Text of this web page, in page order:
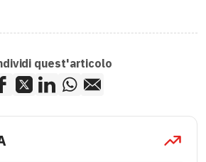
quest'articolo